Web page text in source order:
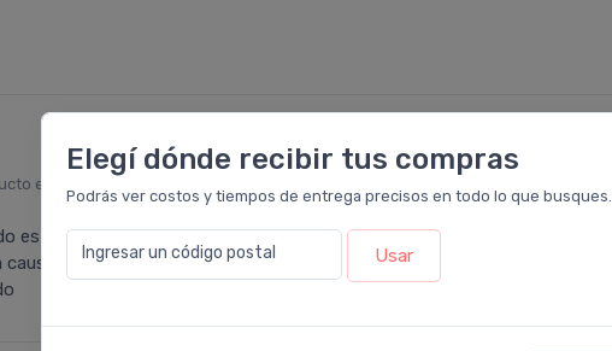
Elegí dónde recibir tus compras
Podrás ver costos y tiempos de entrega precisos en todo lo que busques.
Ingresar un código postal Usar
en
este suplemento para restaurar mi barrera
ningún síntoma adverso. Empecé tomando
Nombre
Email*